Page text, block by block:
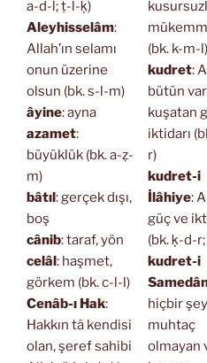
a-d-l; ṭ-l-ḳ)
Aleyhisselâm:
Allah’ın selamı
onun üzerine
olsun (bk. s-l-m)
âyine: ayna
azamet:
büyüklük (bk. a-ẓ-
m)
bâtıl: gerçek dışı,
boş
cânib: taraf, yön
celâl: haşmet,
görkem (bk. c-l-l)
Cenâb-ı Hak:
Hakkın tâ kendisi
olan, şeref sahibi
(bk. k-m-l)
kudret:
bütün
kuşatan
iktidarı
r)
kudret-i
İlâhiye:
güç ve
(bk. ḳ-d-
kudret-i
hiçbir
muhtaç
olmayan